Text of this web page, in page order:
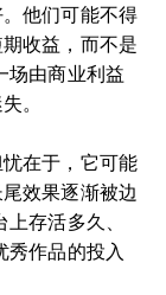
他们可能不得
收益，而不是
场由商业利益
。
在于，它可能
效果逐渐被边
存活多久、
秀作品的投入